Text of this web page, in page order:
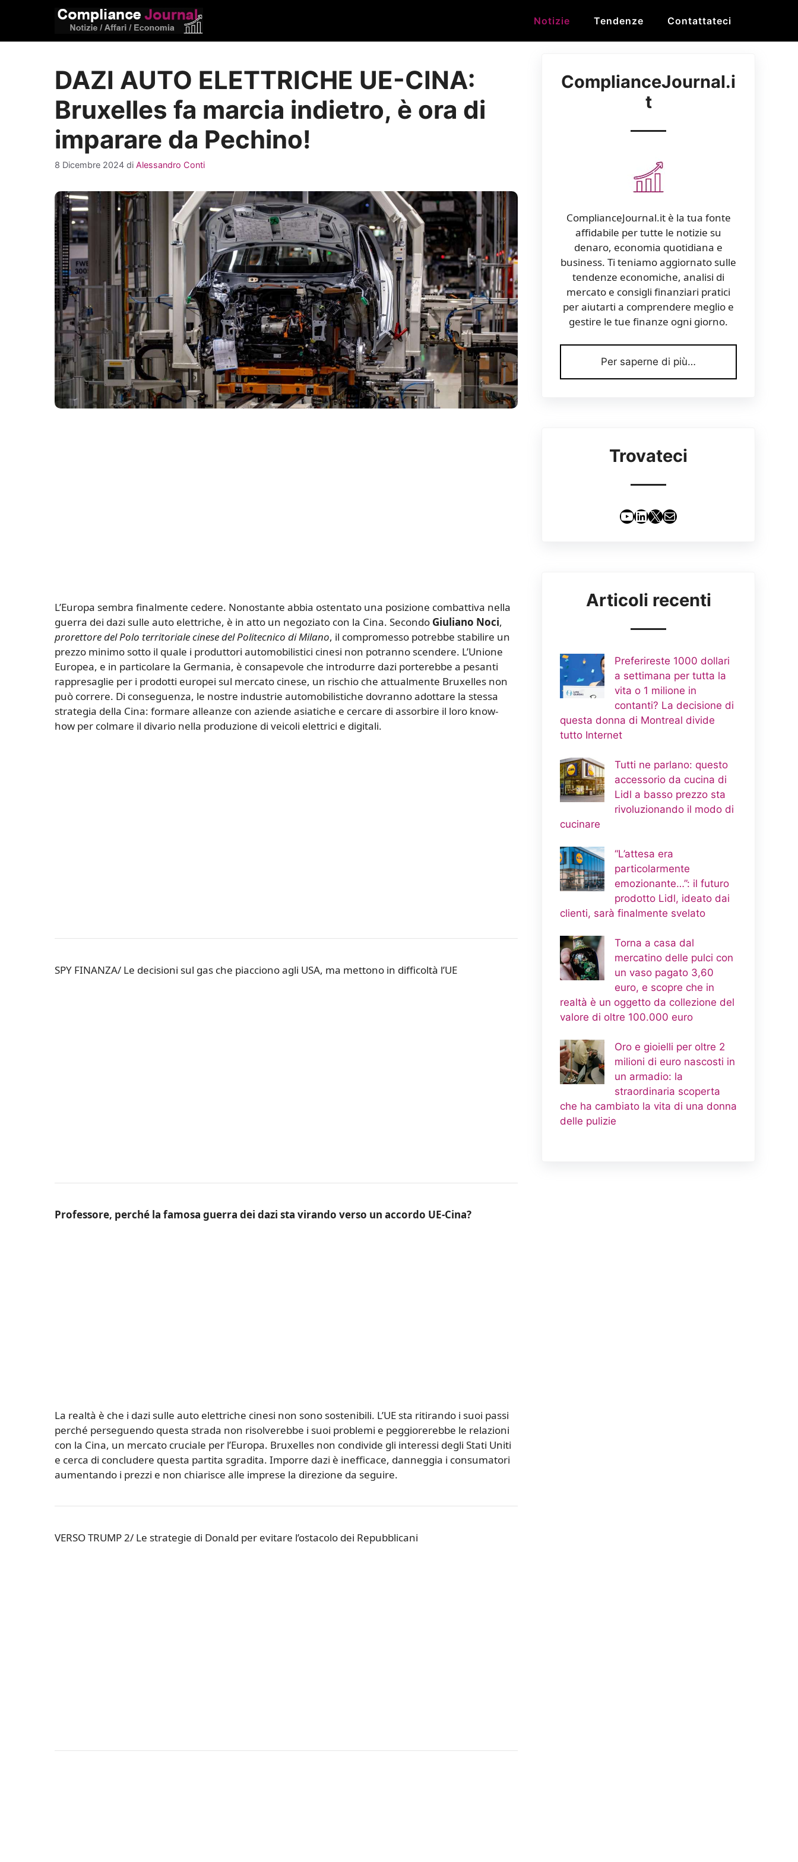
Notizie Tendenze Contattateci
DAZI AUTO ELETTRICHE UE-CINA:
Bruxelles fa marcia indietro, è ora di
imparare da Pechino!
8 Dicembre 2024 di Alessandro Conti
L’Europa sembra finalmente cedere. Nonostante abbia ostentato una posizione combattiva nella
guerra dei dazi sulle auto elettriche, è in atto un negoziato con la Cina. Secondo Giuliano Noci,
prorettore del Polo territoriale cinese del Politecnico di Milano, il compromesso potrebbe stabilire un
prezzo minimo sotto il quale i produttori automobilistici cinesi non potranno scendere. L’Unione
Europea, e in particolare la Germania, è consapevole che introdurre dazi porterebbe a pesanti
rappresaglie per i prodotti europei sul mercato cinese, un rischio che attualmente Bruxelles non
può correre. Di conseguenza, le nostre industrie automobilistiche dovranno adottare la stessa
strategia della Cina: formare alleanze con aziende asiatiche e cercare di assorbire il loro know-
how per colmare il divario nella produzione di veicoli elettrici e digitali.
SPY FINANZA/ Le decisioni sul gas che piacciono agli USA, ma mettono in difficoltà l’UE
Professore, perché la famosa guerra dei dazi sta virando verso un accordo UE-Cina?
La realtà è che i dazi sulle auto elettriche cinesi non sono sostenibili. L’UE sta ritirando i suoi passi
perché perseguendo questa strada non risolverebbe i suoi problemi e peggiorerebbe le relazioni
con la Cina, un mercato cruciale per l’Europa. Bruxelles non condivide gli interessi degli Stati Uniti
e cerca di concludere questa partita sgradita. Imporre dazi è inefficace, danneggia i consumatori
aumentando i prezzi e non chiarisce alle imprese la direzione da seguire.
VERSO TRUMP 2/ Le strategie di Donald per evitare l’ostacolo dei Repubblicani
ComplianceJournal.i
t
ComplianceJournal.it è la tua fonte
affidabile per tutte le notizie su
denaro, economia quotidiana e
business. Ti teniamo aggiornato sulle
tendenze economiche, analisi di
mercato e consigli finanziari pratici
per aiutarti a comprendere meglio e
gestire le tue finanze ogni giorno.
Per saperne di più…
Trovateci
YouTube
LinkedIn
X Email
Articoli recenti
Preferireste 1000 dollari
a settimana per tutta la
vita o 1 milione in
contanti? La decisione di
questa donna di Montreal divide
tutto Internet
Tutti ne parlano: questo
accessorio da cucina di
Lidl a basso prezzo sta
rivoluzionando il modo di
cucinare
“L’attesa era
particolarmente
emozionante…”: il futuro
prodotto Lidl, ideato dai
clienti, sarà finalmente svelato
Torna a casa dal
mercatino delle pulci con
un vaso pagato 3,60
euro, e scopre che in
realtà è un oggetto da collezione del
valore di oltre 100.000 euro
Oro e gioielli per oltre 2
milioni di euro nascosti in
un armadio: la
straordinaria scoperta
che ha cambiato la vita di una donna
delle pulizie